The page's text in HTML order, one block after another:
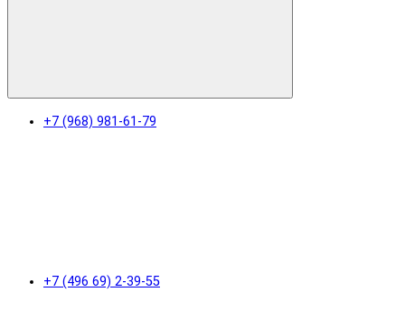
+7 (968) 981-61-79
+7 (496 69) 2-39-55